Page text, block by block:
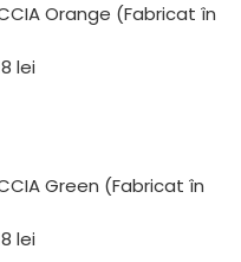
Orange (Fabricat în
lei
Green (Fabricat în
lei